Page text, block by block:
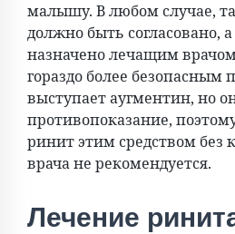
малышу. В любом случае,
должно быть согласовано,
назначено лечащим
гораздо более безопасным
выступает аугментин, но
противопоказание,
ринит этим средством без
врача не рекомендуется.
Лечение